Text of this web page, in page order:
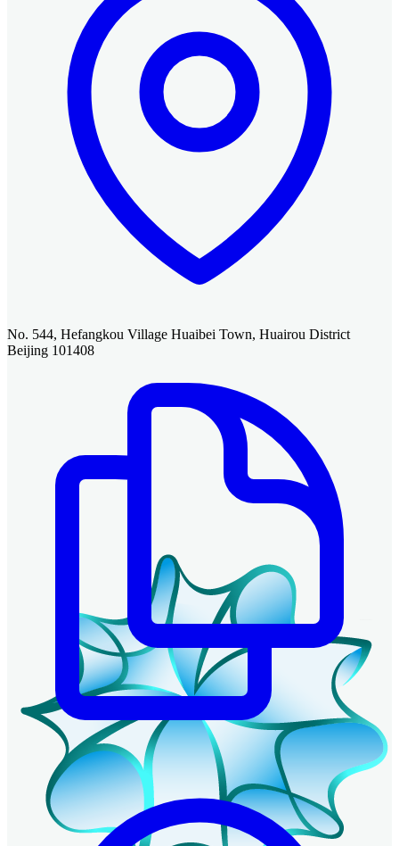
No. 544, Hefangkou Village Huaibei Town, Huairou District
Beijing 101408